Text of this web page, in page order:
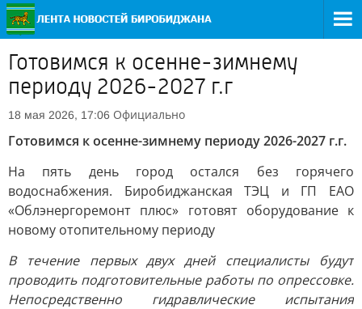
Готовимся к осенне-зимнему
периоду 2026-2027 г.г
18 мая 2026, 17:06 Официально
Готовимся к осенне-зимнему периоду 2026-2027 г.г.
На пять день город остался без горячего
водоснабжения. Биробиджанская ТЭЦ и ГП ЕАО
«Облэнергоремонт плюс» готовят оборудование к
новому отопительному периоду
В течение первых двух дней специалисты будут
проводить подготовительные работы по опрессовке.
Непосредственно гидравлические испытания